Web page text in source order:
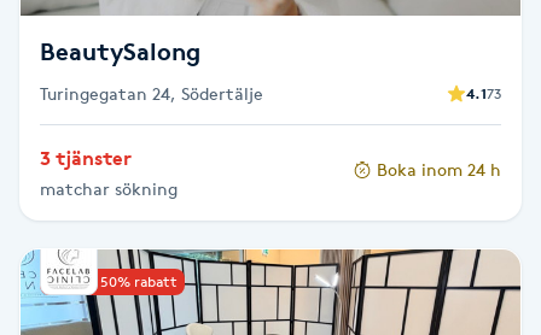
Föning
Gel naglar
Gelenaglar
Gellack
Gellack med förstärkning
BeautySalong
Turingegatan 24, Södertälje 4.173
3 tjänster
matchar sökning
Boka inom 24 h
Upp till 50% rabatt